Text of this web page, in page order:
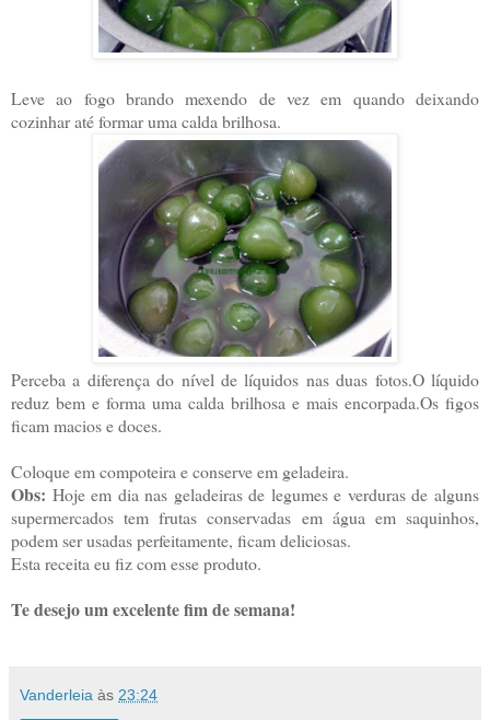
Leve ao fogo brando mexendo de vez em quando deixando
cozinhar até formar uma calda brilhosa.
Perceba a diferença do nível de líquidos nas duas fotos.O líquido
reduz bem e forma uma calda brilhosa e mais encorpada.Os figos
ficam macios e doces.
Coloque em compoteira e conserve em geladeira.
Obs: Hoje em dia nas geladeiras de legumes e verduras de alguns
supermercados tem frutas conservadas em água em saquinhos,
podem ser usadas perfeitamente, ficam deliciosas.
Esta receita eu fiz com esse produto.
Te desejo um excelente fim de semana!
Vanderleia às 23:24